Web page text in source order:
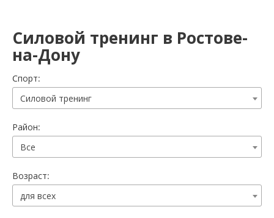
Силовой тренинг в Ростове-
на-Дону
Cпорт:
Силовой тренинг
Район:
Все
Возраст:
для всех